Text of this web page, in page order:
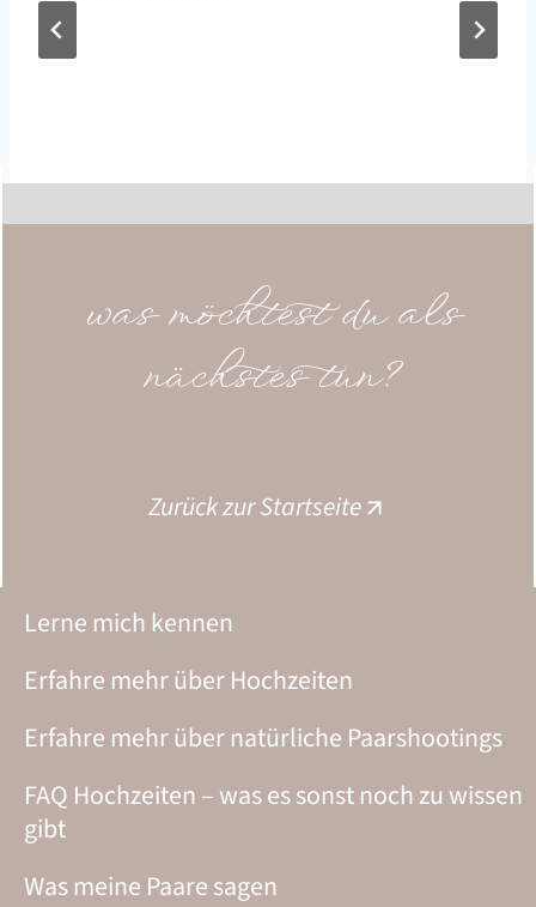
was möchtest du als
nächstes tun?
Zurück zur Startseite
Lerne mich kennen
Erfahre mehr über Hochzeiten
Erfahre mehr über natürliche Paarshootings
FAQ Hochzeiten – was es sonst noch zu wissen
gibt
Was meine Paare sagen